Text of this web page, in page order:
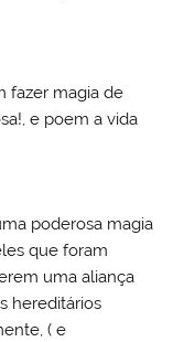
fazer magia de
e poem a vida
poderosa magia
que foram
uma aliança
hereditários
( e